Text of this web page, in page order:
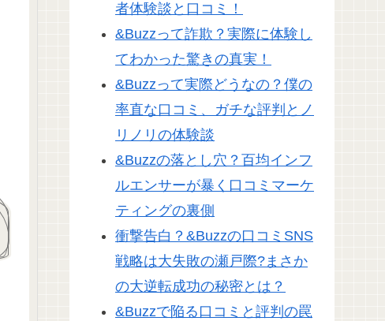
者体験談と口コミ！
&Buzzって詐欺？実際に体験し
てわかった驚きの真実！
&Buzzって実際どうなの？僕の
率直な口コミ、ガチな評判とノ
リノリの体験談
&Buzzの落とし穴？百均インフ
ルエンサーが暴く口コミマーケ
ティングの裏側
衝撃告白？&Buzzの口コミSNS
戦略は大失敗の瀬戸際?まさか
の大逆転成功の秘密とは？
&Buzzで陥る口コミと評判の罠